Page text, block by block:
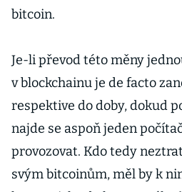
bitcoin.
Je-li převod této měny
v blockchainu je de facto
respektive do doby, dokud
najde se aspoň jeden
provozovat. Kdo tedy
svým bitcoinům, měl by k